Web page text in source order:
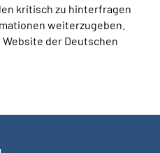
kritisch zu hinterfragen
weiterzugeben.
der Deutschen